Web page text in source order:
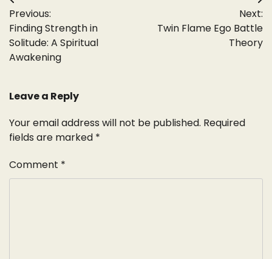
navigation
Previous:
Finding Strength in
Solitude: A Spiritual
Awakening
Next:
Twin Flame Ego Battle
Theory
Leave a Reply
Your email address will not be published. Required
fields are marked *
Comment *